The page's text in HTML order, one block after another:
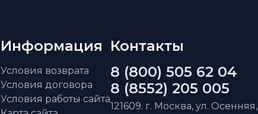
Информация
Условия возврата
Условия договора
Условия работы сайта
Контакты
8 (800) 505 62 04
8 (8552) 205 005
121609. г. Москва, ул. Осенняя,